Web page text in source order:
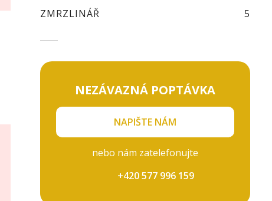
ZMRZLINÁŘ 5
NEZÁVAZNÁ POPTÁVKA
NAPIŠTE NÁM
nebo nám zatelefonujte
+420 577 996 159